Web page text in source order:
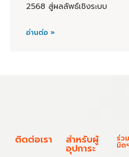
2568 สู่ผลลัพธ์เชิงระบบ
อ่านต่อ »
ติดต่อเรา สำหรับผู้
อุปการะ
ร่ว
มิต